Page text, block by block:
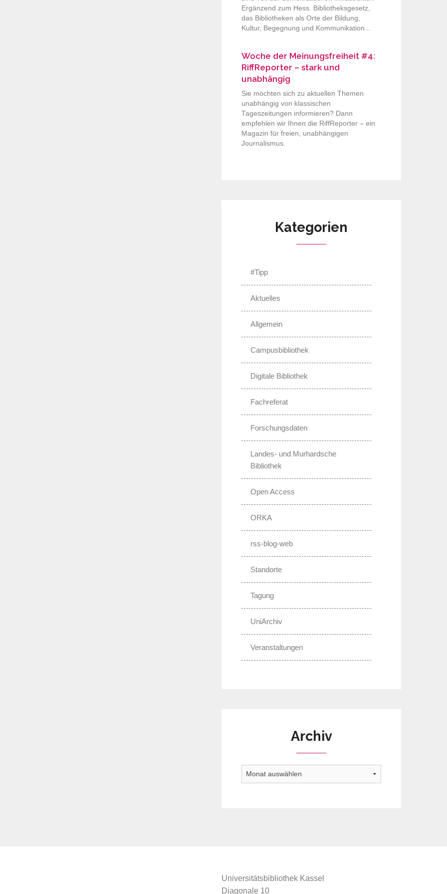
Ergänzend zum Hess. Bibliotheksgesetz,
das Bibliotheken als Orte der Bildung,
Kultur, Begegnung und Kommunikation...
Woche der Meinungsfreiheit #4:
RiffReporter – stark und
unabhängig
Sie möchten sich zu aktuellen Themen
unabhängig von klassischen
Tageszeitungen informieren? Dann
empfehlen wir Ihnen die RiffReporter – ein
Magazin für freien, unabhängigen
Journalismus.
Kategorien
#Tipp
Aktuelles
Allgemein
Campusbibliothek
Digitale Bibliothek
Fachreferat
Forschungsdaten
Landes- und Murhardsche
Bibliothek
Open Access
ORKA
rss-blog-web
Standorte
Tagung
UniArchiv
Veranstaltungen
Archiv
Archiv
Universitätsbibliothek Kassel
Diagonale 10